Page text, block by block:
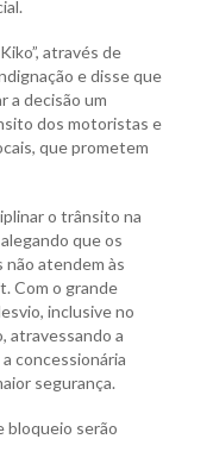
através de
e disse que
a decisão um
dos motoristas e
que prometem
o trânsito na
que os
atendem às
Com o grande
inclusive no
atravessando a
concessionária
segurança.
bloqueio serão